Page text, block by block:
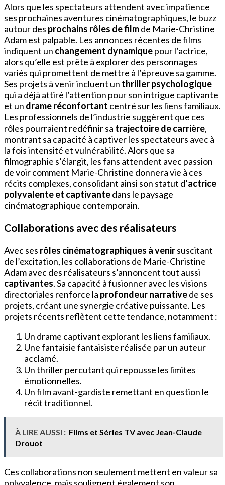
Alors que les spectateurs attendent avec impatience
ses prochaines aventures cinématographiques, le buzz
autour des prochains rôles de filmde Marie-Christine
Adam est palpable. Les annonces récentes de films
indiquent un changement dynamiquepour l’actrice,
alors qu’elle est prête à explorer des personnages
variés qui promettent de mettre à l’épreuve sa gamme.
Ses projets à venir incluent un thriller psychologique
qui a déjà attiré l’attention pour son intrigue captivante
et un drame réconfortant centré sur les liens familiaux.
Les professionnels de l’industrie suggèrent que ces
rôles pourraient redéfinir sa trajectoire de carrière,
montrant sa capacité à captiver les spectateurs avec à
la fois intensité et vulnérabilité. Alors que sa
filmographie s’élargit, les fans attendent avec passion
de voir comment Marie-Christine donnera vie à ces
récits complexes, consolidant ainsi son statut d’actrice
polyvalente et captivantedans le paysage
cinématographique contemporain.
Collaborations avec des réalisateurs
Avec ses rôles cinématographiques à venirsuscitant
de l’excitation, les collaborations de Marie-Christine
Adam avec des réalisateurs s’annoncent tout aussi
captivantes. Sa capacité à fusionner avec les visions
directoriales renforce la profondeur narrativede ses
projets, créant une synergie créative puissante. Les
projets récents reflètent cette tendance, notamment :
Un drame captivant explorant les liens familiaux.
Une fantaisie fantaisiste réalisée par un auteur
acclamé.
Un thriller percutant qui repousse les limites
émotionnelles.
Un film avant-gardiste remettant en question le
récit traditionnel.
À LIRE AUSSI : Films et Séries TV avec Jean-Claude
Drouot
Ces collaborations non seulement mettent en valeur sa